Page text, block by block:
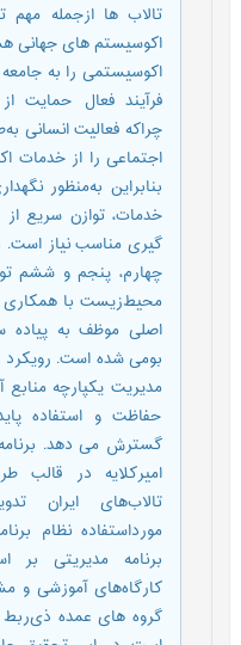
تالاب ها ازجمله
اکوسیستم های جهانی
اکوسیستمی را به جامعه
فرآیند فعال حمایت
چراکه فعالیت انسانی
اجتماعی را از خدمات
بنابراین به‌منظور
خدمات، توازن سریع
گیری مناسب نیاز است.
چهارم، پنجم و ششم
محیط‌زیست با همکاری
اصلی موظف به پیاده
بومی شده است.
مدیریت یکپارچه
حفاظت و استفاده
گسترش می دهد.
امیرکلایه در قالب
تالاب‌های ايران
مورداستفاده نظام
برنامه مدیریتى بر
کارگاه‌های آموزشى و
گروه های عمده ذی‌ربط